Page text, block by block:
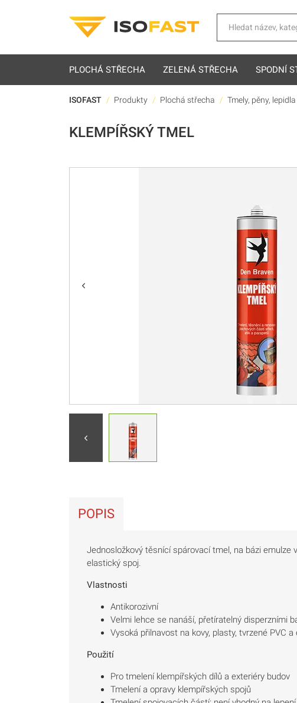
PLOCHÁ STŘECHA ZELENÁ STŘECHA SPODNÍ
ISOFAST Produkty Plochá střecha Tmely, pěny,
KLEMPÍŘSKÝ TMEL
POPIS
Jednosložkový těsnící spárovací tmel, na bázi emulze
elastický spoj.
Vlastnosti
Antikorozivní
Velmi lehce se nanáší, přetíratelný disperzními
Vysoká přilnavost na kovy, plasty, tvrzené PVC a
Použití
Pro tmelení klempířských dílů a exteriéry budov
Tmelení a opravy klempířských spojů